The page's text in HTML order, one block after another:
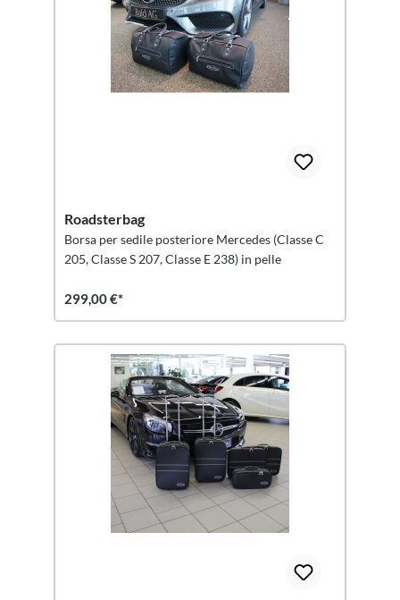
Roadsterbag
Borsa per sedile posteriore Mercedes (Classe C
205, Classe S 207, Classe E 238) in pelle
299,00 €*